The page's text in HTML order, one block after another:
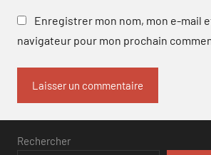
Enregistrer mon nom, mon e-mail
navigateur pour mon prochain
Rechercher